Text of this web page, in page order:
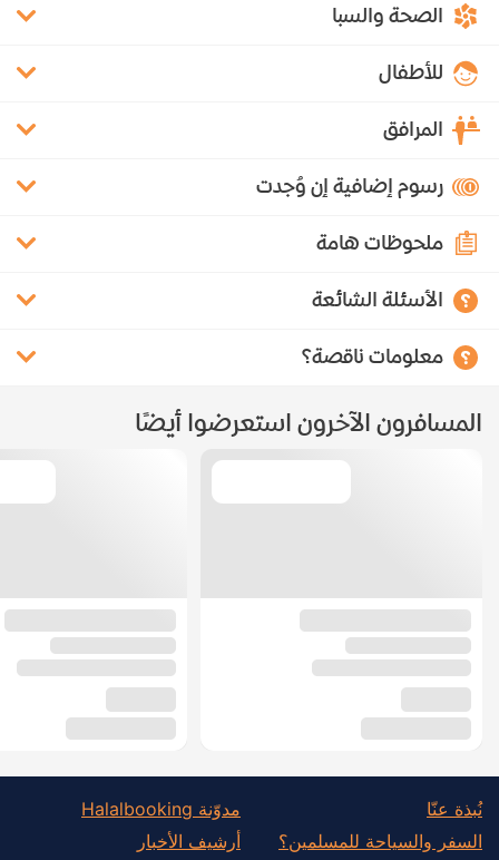
الصحة والسبا
للأطفال
المرافق
رسوم إضافية إن وُجدت
ملحوظات هامة
الأسئلة الشائعة
معلومات ناقصة؟
المسافرون الآخرون استعرضوا أيضًا
نُبذة عنّا
السفر والسياحة للمسلمين؟
مدوّنة Halalbooking
أرشيف الأخبار